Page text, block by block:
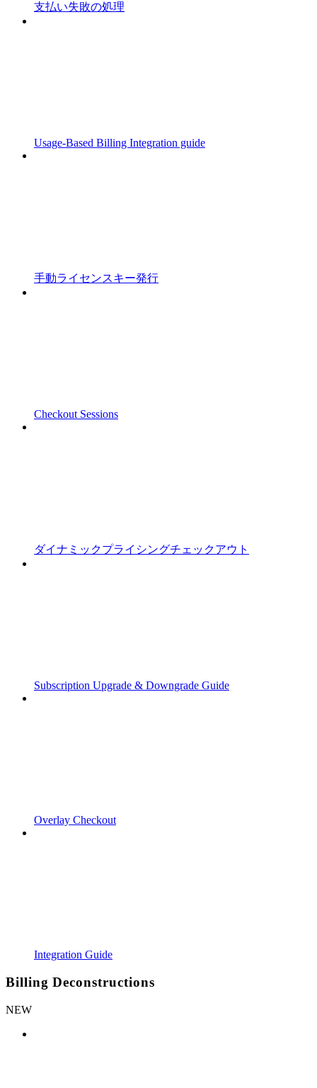
支払い失敗の処理
Usage-Based Billing Integration guide
手動ライセンスキー発行
Checkout Sessions
ダイナミックプライシングチェックアウト
Subscription Upgrade & Downgrade Guide
Overlay Checkout
Integration Guide
Billing Deconstructions
NEW